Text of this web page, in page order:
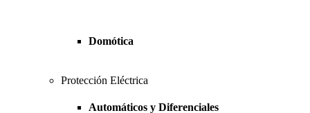
Domótica
Protección Eléctrica
Automáticos y Diferenciales